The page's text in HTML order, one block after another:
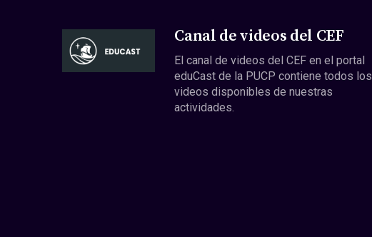
Canal de videos del CEF
El canal de videos del CEF en el portal
eduCast de la PUCP contiene todos los
videos disponibles de nuestras
actividades.